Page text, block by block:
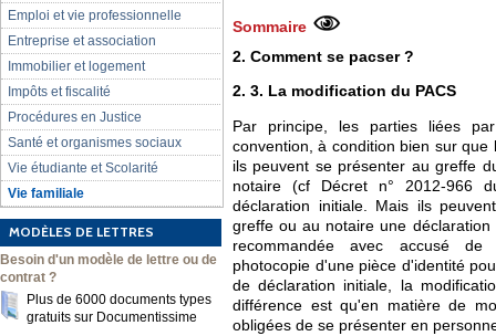
Emploi et vie professionnelle
Entreprise et association
Immobilier et logement
Impôts et fiscalité
Procédures en Justice
Santé et organismes sociaux
Vie étudiante et Scolarité
Vie familiale
MODÈLES DE LETTRES
Besoin d'un modèle de lettre ou de
contrat ?
Plus de 6000 documents types
gratuits sur Documentissime
Sommaire
2. Comment se pacser ?
2. 3. La modification du PACS
Par principe, les parties liées
convention, à condition bien sur que
ils peuvent se présenter au greffe
notaire (cf Décret n° 2012-
déclaration initiale. Mais ils
greffe ou au notaire une
recommandée avec accusé
photocopie d'une pièce d'identité
de déclaration initiale, la
différence est qu'en matière de
obligées de se présenter en